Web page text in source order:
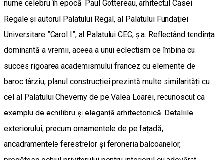
nume celebru în epocă: Paul Gottereau, arhitectul Casei
Regale și autorul Palatului Regal, al Palatului Fundației
Universitare ”Carol I”, al Palatului CEC, ș.a. Reflectând tendința
dominantă a vremii, aceea a unui eclectism ce îmbina cu
succes rigoarea academismului francez cu elemente de
baroc târziu, planul construcției prezintă multe similarități cu
cel al Palatului Cheverny de pe Valea Loarei, recunoscut ca
exemplu de echilibru și eleganță arhitectonică. Detaliile
exteriorului, precum ornamentele de pe fațadă,
ancadramentele ferestrelor și feroneria balcoanelor,